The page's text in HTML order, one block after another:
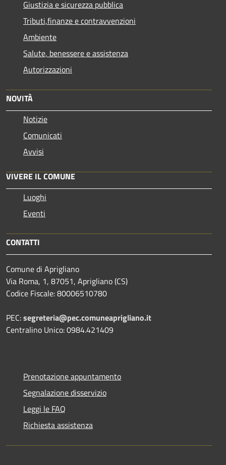
Giustizia e sicurezza pubblica
Tributi,finanze e contravvenzioni
Ambiente
Salute, benessere e assistenza
Autorizzazioni
NOVITÀ
Notizie
Comunicati
Avvisi
VIVERE IL COMUNE
Luoghi
Eventi
CONTATTI
Comune di Aprigliano
Via Roma, 1, 87051, Aprigliano (CS)
Codice Fiscale: 80006510780
PEC:segreteria@pec.comuneaprigliano.it
Centralino Unico: 0984.421409
Prenotazione appuntamento
Segnalazione disservizio
Leggi le FAQ
Richiesta assistenza